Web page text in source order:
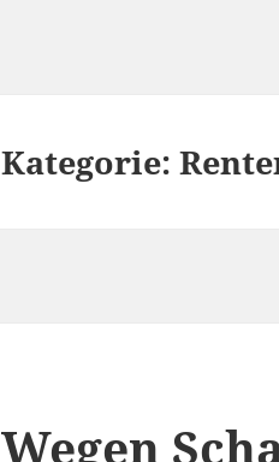
Kategorie:
Wegen